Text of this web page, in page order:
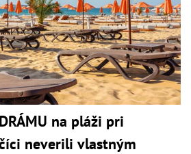
na pláži pri
neverili vlastným